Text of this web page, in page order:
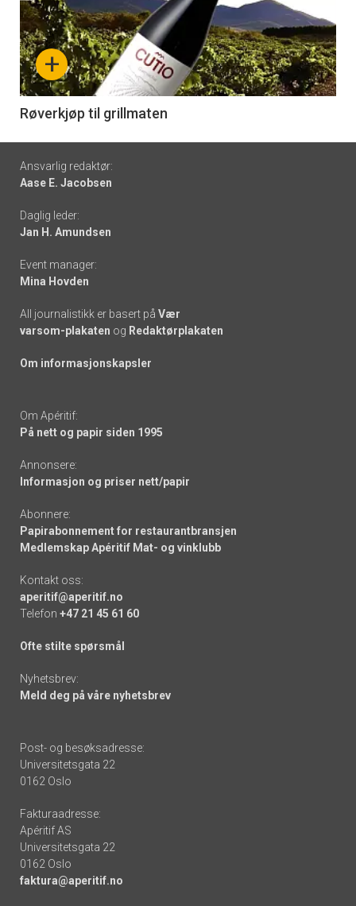
akkurat
nå
-
6
+
Røverkjøp til grillmaten
Footer
-
links
Ansvarlig redaktør:
Aase E. Jacobsen
Daglig leder:
Jan H. Amundsen
Event manager:
Mina Hovden
All journalistikk er basert på Vær
varsom-plakaten og Redaktørplakaten
Om informasjonskapsler
Om Apéritif:
På nett og papir siden 1995
Annonsere:
Informasjon og priser nett/papir
Abonnere:
Papirabonnement for restaurantbransjen
Medlemskap Apéritif Mat- og vinklubb
Kontakt oss:
aperitif@aperitif.no
Telefon +47 21 45 61 60
Ofte stilte spørsmål
Nyhetsbrev:
Meld deg på våre nyhetsbrev
Post- og besøksadresse:
Universitetsgata 22
0162 Oslo
Fakturaadresse:
Apéritif AS
Universitetsgata 22
0162 Oslo
faktura@aperitif.no